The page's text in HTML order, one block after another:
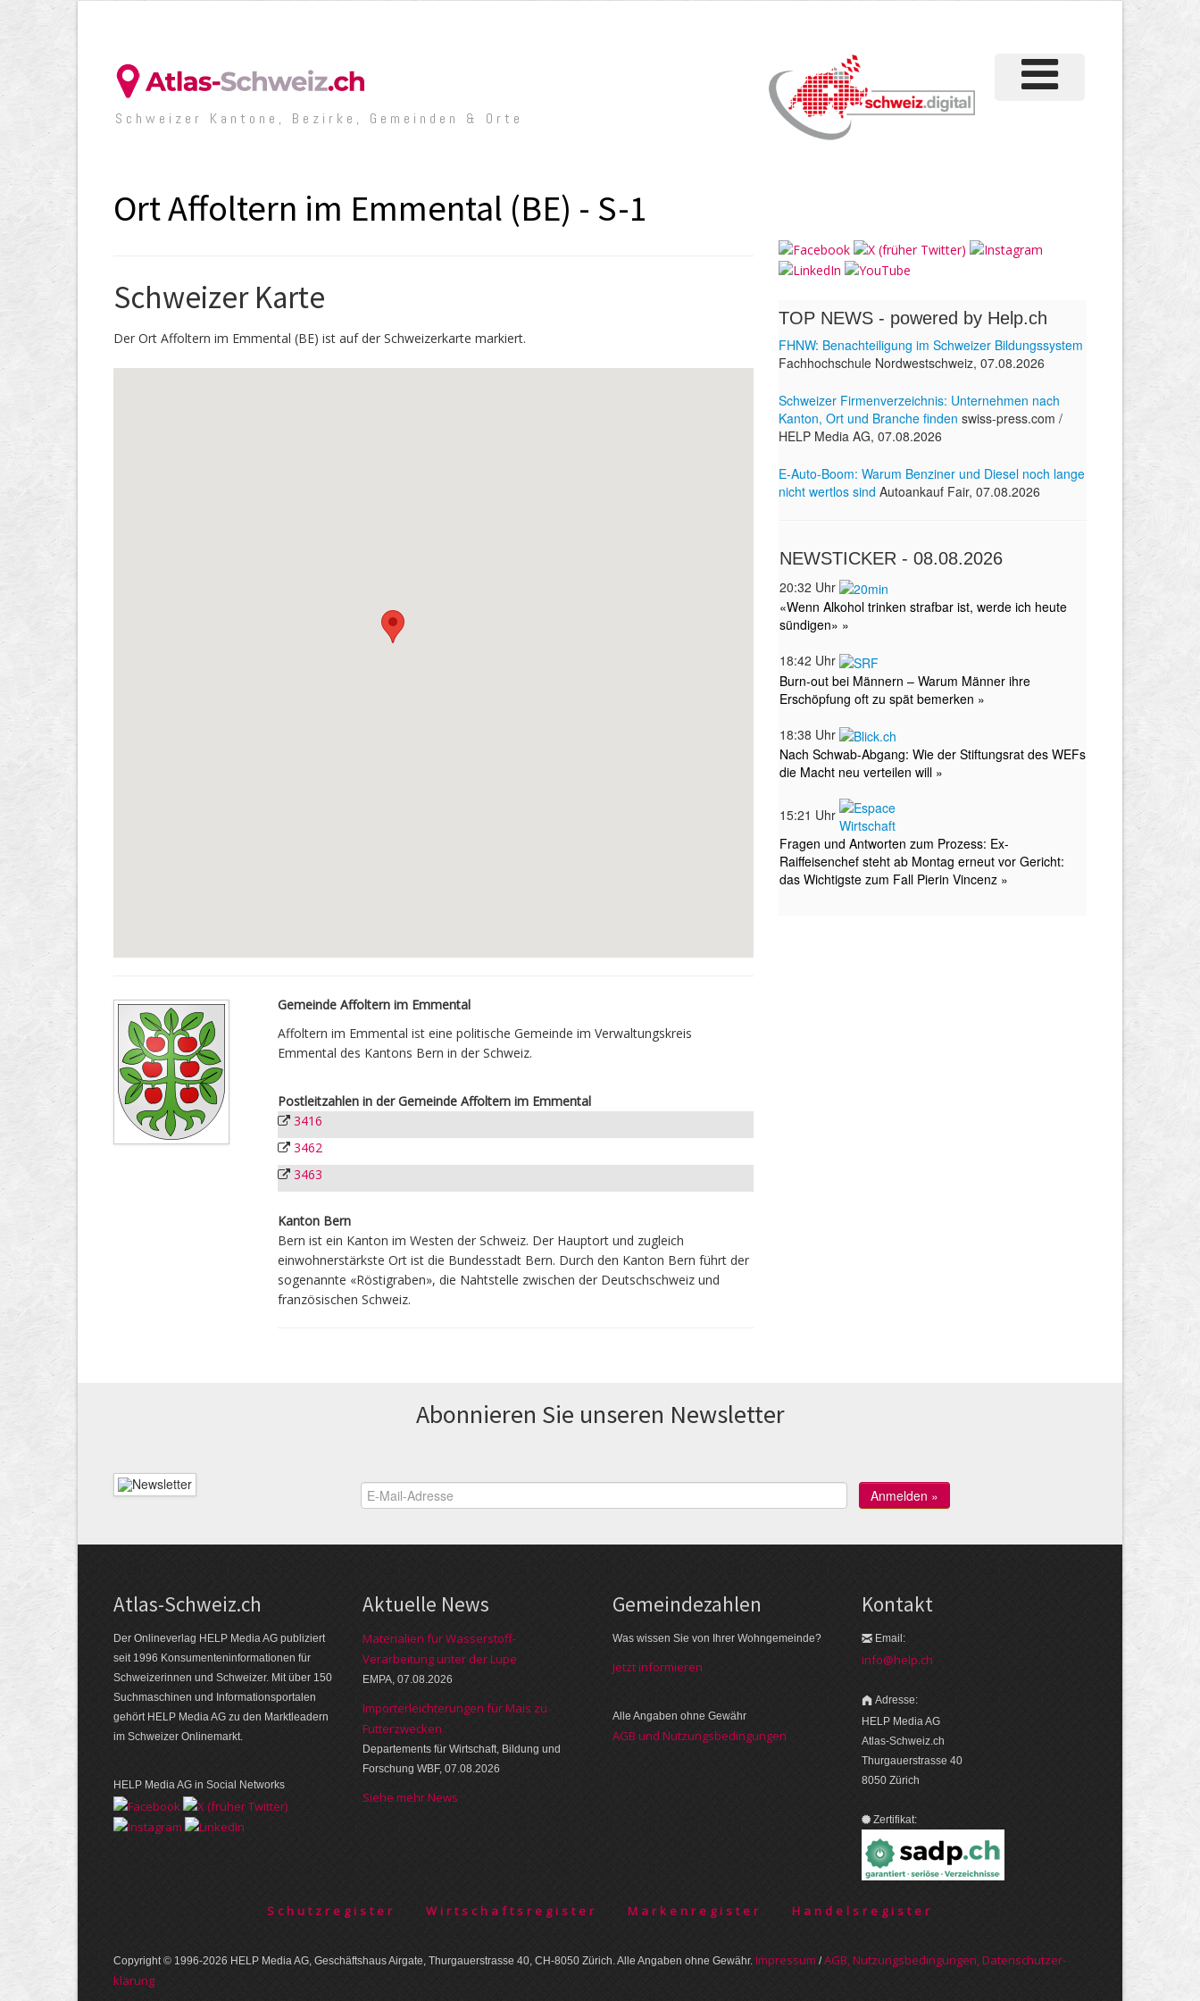
Schweizer Kantone, Bezirke, Gemeinden & Orte
Ort Affoltern im Emmental (BE) - S-1
Schweizer Karte
Der Ort Affoltern im Emmental (BE) ist auf der Schweizerkarte markiert.
Gemeinde Affoltern im Emmental
Affoltern im Emmental ist eine politische Gemeinde im Verwaltungskreis
Emmental des Kantons Bern in der Schweiz.
Postleitzahlen in der Gemeinde Affoltern im Emmental
3416
3462
3463
Kanton Bern
Bern ist ein Kanton im Westen der Schweiz. Der Hauptort und zugleich
einwohnerstärkste Ort ist die Bundesstadt Bern. Durch den Kanton Bern führt der
sogenannte «Röstigraben», die Nahtstelle zwischen der Deutschschweiz und
französischen Schweiz.
Abonnieren Sie unseren News­letter
Atlas-Schweiz.ch
Der Onlineverlag HELP Media AG publiziert
seit 1996 Konsumenten­infor­mationen für
Schwei­zerinnen und Schweizer. Mit über 150
Such­ma­schinen und Infor­mations­portalen
gehört HELP Media AG zu den Markt­leadern
im Schweizer Onlinemarkt.
HELP Media AG in Social Networks
Aktuelle News
Materialien für Wasserstoff-
Verarbeitung unter der Lupe
EMPA, 07.08.2026
Importerleichterungen für Mais zu
Futterzwecken
Departements für Wirtschaft, Bildung und
Forschung WBF, 07.08.2026
Siehe mehr News
Gemeinde­zahlen
Was wissen Sie von Ihrer Wohngemeinde?
Jetzt informieren
Alle Angaben ohne Gewähr
AGB und Nutzungsbedingungen
Kontakt
Email:
info@help.ch
Adresse:
HELP Media AG
Atlas-Schweiz.ch
Thurgauerstrasse 40
8050 Zürich
Zertifikat:
Schutzregister Wirtschaftsregister Markenregister Handelsregister
Copyright © 1996-2026 HELP Media AG, Geschäftshaus Airgate, Thurgauer­strasse 40, CH-8050 Zürich. Alle Angaben ohne Gewähr. Im­pres­sum /AGB, Nut­zungs­bedin­gungen, Daten­schutz­er­
klärung